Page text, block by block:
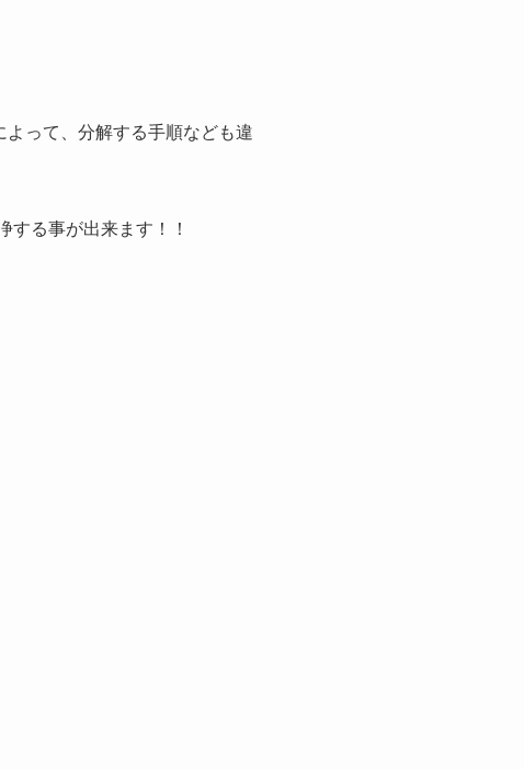
って、分解する手順なども違
する事が出来ます！！